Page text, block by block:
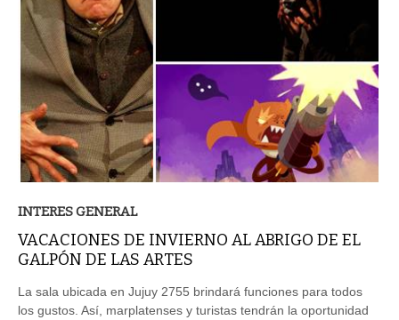
VACACIONES DE INVIERNO AL ABRIGO DE EL
GALPÓN DE LAS ARTES
los gustos. Así, marplatenses y turistas tendrán la oportunidad
de disfrutar de tardecitas diferentes con funciones pensadas